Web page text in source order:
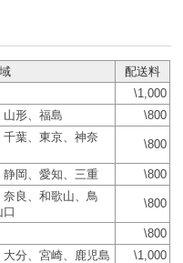
配送料
\1,000
形、福島
\800
葉、東京、神奈
\800
岡、愛知、三重
\800
良、和歌山、鳥
\800
\800
分、宮崎、鹿児島
\1,000